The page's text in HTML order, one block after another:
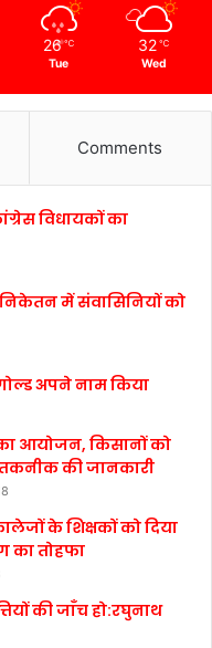
26 ℃
Tue
32 ℃
Wed
Comments
विधायकों का
निकेतन में संवासिनियों को
अपने नाम किया
आयोजन, किसानों को
तकनीक की जानकारी
के शिक्षकों को दिया
का तोहफा
की जाँच हो:रघुनाथ